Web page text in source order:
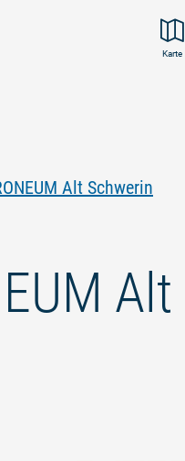
Karte
Alt Schwerin
Alt